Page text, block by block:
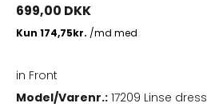
699,00 DKK
in Front
Model/Varenr.: 17209 Linse dress